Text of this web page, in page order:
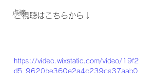
点滴
ご視聴はこちらから↓
https://video.wixstatic.com/video/19f2
d5_9620be360e2a4c239ca37aab0